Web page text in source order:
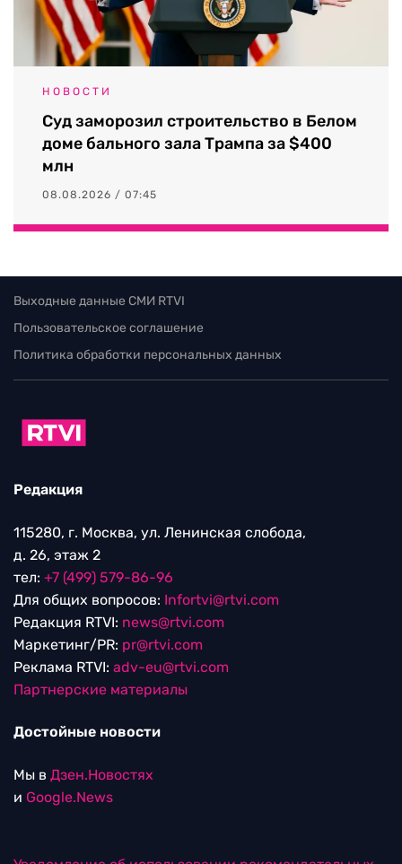
НОВОСТИ
Суд заморозил строительство в Белом
доме бального зала Трампа за $400
млн
08.08.2026 / 07:45
Выходные данные СМИ RTVI
Пользовательское соглашение
Политика обработки персональных данных
Редакция
115280, г. Москва, ул. Ленинская слобода,
д. 26, этаж 2
тел: +7 (499) 579-86-96
Для общих вопросов: Infortvi@rtvi.com
Редакция RTVI: news@rtvi.com
Маркетинг/PR: pr@rtvi.com
Реклама RTVI: adv-eu@rtvi.com
Партнерские материалы
Достойные новости
Мы в Дзен.Новостях
и Google.News